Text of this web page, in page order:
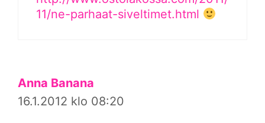
11/ne-parhaat-siveltimet.html
Anna Banana
16.1.2012 klo 08:20